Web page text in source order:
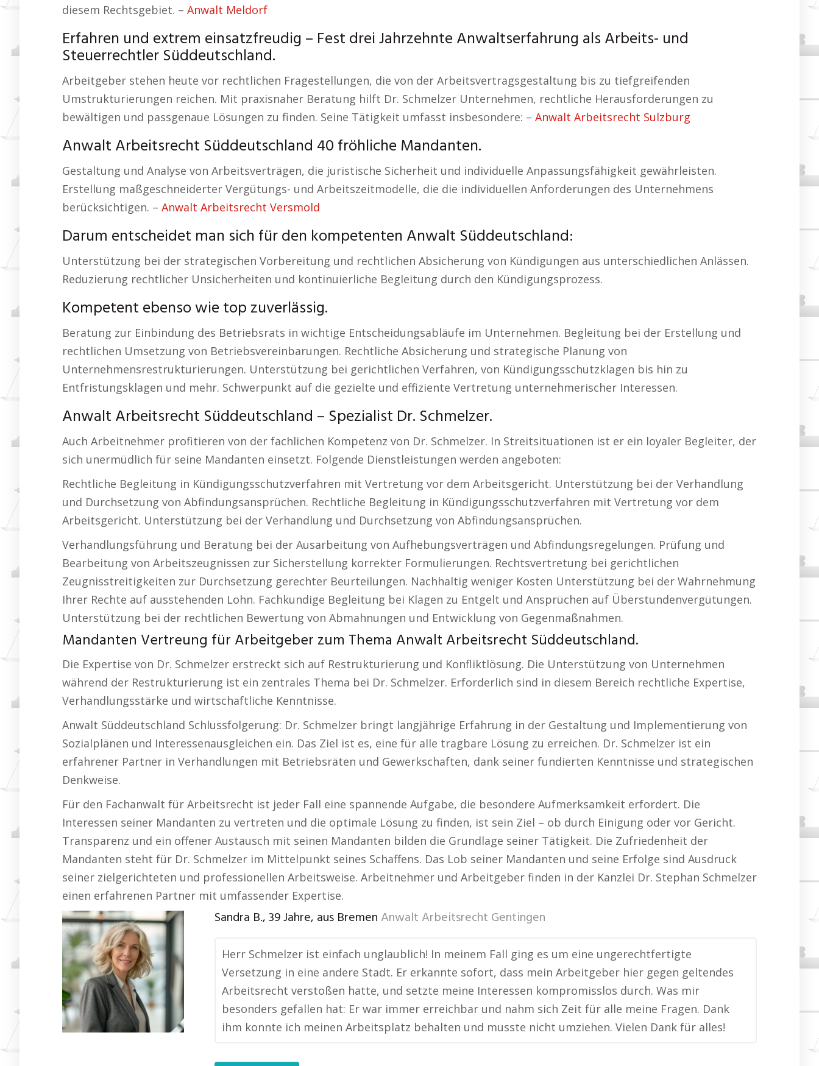
diesem Rechtsgebiet. – Anwalt Meldorf
Erfahren und extrem einsatzfreudig – Fest drei Jahrzehnte Anwaltserfahrung als Arbeits- und
Steuerrechtler Süddeutschland.
Arbeitgeber stehen heute vor rechtlichen Fragestellungen, die von der Arbeitsvertragsgestaltung bis zu tiefgreifenden
Umstrukturierungen reichen. Mit praxisnaher Beratung hilft Dr. Schmelzer Unternehmen, rechtliche Herausforderungen zu
bewältigen und passgenaue Lösungen zu finden. Seine Tätigkeit umfasst insbesondere: – Anwalt Arbeitsrecht Sulzburg
Anwalt Arbeitsrecht Süddeutschland 40 fröhliche Mandanten.
Gestaltung und Analyse von Arbeitsverträgen, die juristische Sicherheit und individuelle Anpassungsfähigkeit gewährleisten.
Erstellung maßgeschneiderter Vergütungs- und Arbeitszeitmodelle, die die individuellen Anforderungen des Unternehmens
berücksichtigen. – Anwalt Arbeitsrecht Versmold
Darum entscheidet man sich für den kompetenten Anwalt Süddeutschland:
Unterstützung bei der strategischen Vorbereitung und rechtlichen Absicherung von Kündigungen aus unterschiedlichen Anlässen.
Reduzierung rechtlicher Unsicherheiten und kontinuierliche Begleitung durch den Kündigungsprozess.
Kompetent ebenso wie top zuverlässig.
Beratung zur Einbindung des Betriebsrats in wichtige Entscheidungsabläufe im Unternehmen. Begleitung bei der Erstellung und
rechtlichen Umsetzung von Betriebsvereinbarungen. Rechtliche Absicherung und strategische Planung von
Unternehmensrestrukturierungen. Unterstützung bei gerichtlichen Verfahren, von Kündigungsschutzklagen bis hin zu
Entfristungsklagen und mehr. Schwerpunkt auf die gezielte und effiziente Vertretung unternehmerischer Interessen.
Anwalt Arbeitsrecht Süddeutschland – Spezialist Dr. Schmelzer.
Auch Arbeitnehmer profitieren von der fachlichen Kompetenz von Dr. Schmelzer. In Streitsituationen ist er ein loyaler Begleiter, der
sich unermüdlich für seine Mandanten einsetzt. Folgende Dienstleistungen werden angeboten:
Rechtliche Begleitung in Kündigungsschutzverfahren mit Vertretung vor dem Arbeitsgericht. Unterstützung bei der Verhandlung
und Durchsetzung von Abfindungsansprüchen. Rechtliche Begleitung in Kündigungsschutzverfahren mit Vertretung vor dem
Arbeitsgericht. Unterstützung bei der Verhandlung und Durchsetzung von Abfindungsansprüchen.
Verhandlungsführung und Beratung bei der Ausarbeitung von Aufhebungsverträgen und Abfindungsregelungen. Prüfung und
Bearbeitung von Arbeitszeugnissen zur Sicherstellung korrekter Formulierungen. Rechtsvertretung bei gerichtlichen
Zeugnisstreitigkeiten zur Durchsetzung gerechter Beurteilungen. Nachhaltig weniger Kosten Unterstützung bei der Wahrnehmung
Ihrer Rechte auf ausstehenden Lohn. Fachkundige Begleitung bei Klagen zu Entgelt und Ansprüchen auf Überstundenvergütungen.
Unterstützung bei der rechtlichen Bewertung von Abmahnungen und Entwicklung von Gegenmaßnahmen.
Mandanten Vertreung für Arbeitgeber zum Thema Anwalt Arbeitsrecht Süddeutschland.
Die Expertise von Dr. Schmelzer erstreckt sich auf Restrukturierung und Konfliktlösung. Die Unterstützung von Unternehmen
während der Restrukturierung ist ein zentrales Thema bei Dr. Schmelzer. Erforderlich sind in diesem Bereich rechtliche Expertise,
Verhandlungsstärke und wirtschaftliche Kenntnisse.
Anwalt Süddeutschland Schlussfolgerung: Dr. Schmelzer bringt langjährige Erfahrung in der Gestaltung und Implementierung von
Sozialplänen und Interessenausgleichen ein. Das Ziel ist es, eine für alle tragbare Lösung zu erreichen. Dr. Schmelzer ist ein
erfahrener Partner in Verhandlungen mit Betriebsräten und Gewerkschaften, dank seiner fundierten Kenntnisse und strategischen
Denkweise.
Für den Fachanwalt für Arbeitsrecht ist jeder Fall eine spannende Aufgabe, die besondere Aufmerksamkeit erfordert. Die
Interessen seiner Mandanten zu vertreten und die optimale Lösung zu finden, ist sein Ziel – ob durch Einigung oder vor Gericht.
Transparenz und ein offener Austausch mit seinen Mandanten bilden die Grundlage seiner Tätigkeit. Die Zufriedenheit der
Mandanten steht für Dr. Schmelzer im Mittelpunkt seines Schaffens. Das Lob seiner Mandanten und seine Erfolge sind Ausdruck
seiner zielgerichteten und professionellen Arbeitsweise. Arbeitnehmer und Arbeitgeber finden in der Kanzlei Dr. Stephan Schmelzer
einen erfahrenen Partner mit umfassender Expertise.
Sandra B., 39 Jahre, aus Bremen Anwalt Arbeitsrecht Gentingen
Herr Schmelzer ist einfach unglaublich! In meinem Fall ging es um eine ungerechtfertigte
Versetzung in eine andere Stadt. Er erkannte sofort, dass mein Arbeitgeber hier gegen geltendes
Arbeitsrecht verstoßen hatte, und setzte meine Interessen kompromisslos durch. Was mir
besonders gefallen hat: Er war immer erreichbar und nahm sich Zeit für alle meine Fragen. Dank
ihm konnte ich meinen Arbeitsplatz behalten und musste nicht umziehen. Vielen Dank für alles!